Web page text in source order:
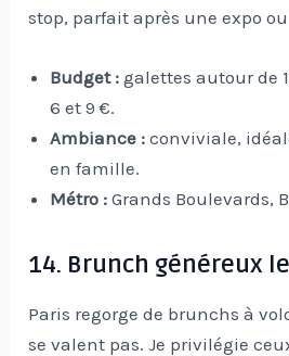
stop, parfait après une expo
Budget : galettes autour de
6 et 9 €.
Ambiance : conviviale,
en famille.
Métro : Grands Boulevards,
14. Brunch généreux
Paris regorge de brunchs à
se valent pas. Je privilégie